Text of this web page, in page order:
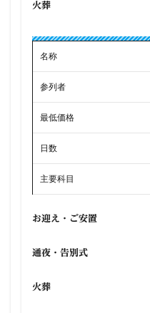
火葬
名称
参列者
最低価格
日数
主要科目
お迎え・ご安置
通夜・告別式
火葬